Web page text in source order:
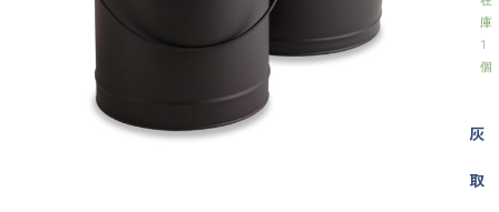
庫
1
個
灰
取